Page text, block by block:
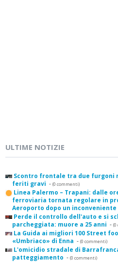
ULTIME NOTIZIE
Scontro frontale tra due furgoni
feriti gravi - (0 commenti)
Linea Palermo – Trapani: dalle
ferroviaria tornata regolare in
Aeroporto dopo un
Perde il controllo dell'auto e si
parcheggiata: muore a 25 anni -
La Guida ai migliori 100 Street
«Umbriaco» di Enna - (0 commenti)
L'omicidio stradale di
patteggiamento - (0 commenti)